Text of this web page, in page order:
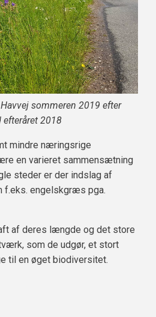
sommeren 2019 efter
2018
mindre næringsrige
en varieret sammensætning
steder er der indslag af
f.eks. engelskgræs pga.
af deres længde og det store
som de udgør, et stort
til en øget biodiversitet.